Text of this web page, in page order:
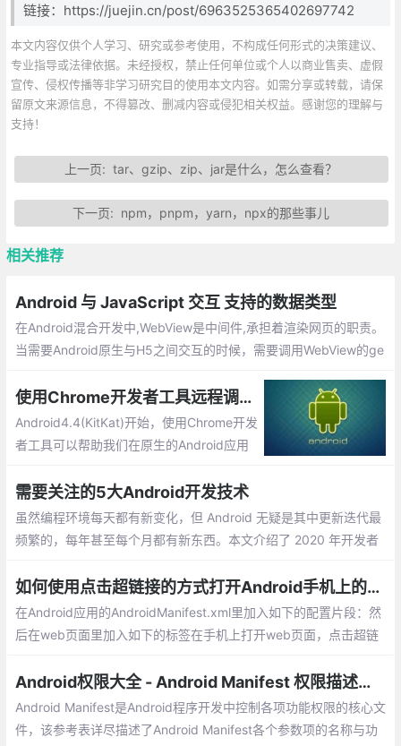
链接：https://juejin.cn/post/6963525365402697742
本文内容仅供个人学习、研究或参考使用，不构成任何形式的决策建议、
专业指导或法律依据。未经授权，禁止任何单位或个人以商业售卖、虚假
宣传、侵权传播等非学习研究目的使用本文内容。如需分享或转载，请保
留原文来源信息，不得篡改、删减内容或侵犯相关权益。感谢您的理解与
支持！
上一页:tar、gzip、zip、jar是什么，怎么查看？
下一页: npm，pnpm，yarn，npx的那些事儿
相关推荐
Android 与 JavaScript 交互 支持的数据类型
在Android混合开发中,WebView是中间件,承担着渲染网页的职责。
当需要Android原生与H5之间交互的时候，需要调用WebView的ge
criptInterface(Js对象名，Java对象);
使用Chrome开发者工具远程调试原生Android上的H5页面
Android4.4(KitKat)开始，使用Chrome开发
者工具可以帮助我们在原生的Android应用
需要关注的5大Android开发技术
虽然编程环境每天都有新变化，但 Android 无疑是其中更新迭代最
频繁的，每年甚至每个月都有新东西。本文介绍了 2020 年开发者
参加的 Droidcon London 2019 大会上
如何使用点击超链接的方式打开Android手机上的应用
在Android应用的AndroidManifest.xml里加入如下的配置片段：然
后在web页面里加入如下的标签在手机上打开web页面，点击超链
Android权限大全 - Android Manifest 权限描述大全
Android Manifest是Android程序开发中控制各项功能权限的核心文
件，该参考表详尽描述了Android Manifest各个参数项的名称与功